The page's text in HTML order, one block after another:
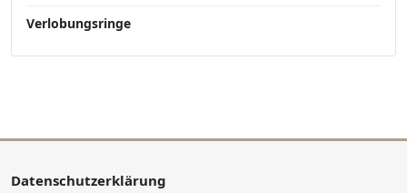
Verlobungsringe
Datenschutzerklärung